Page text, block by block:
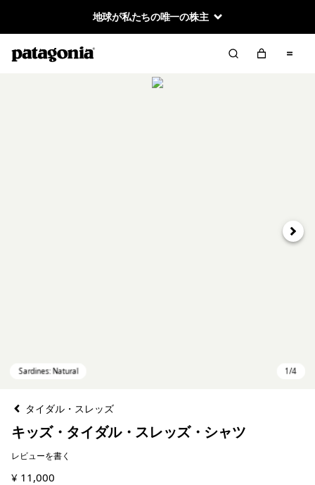
地球が私たちの唯一の株主
次へ
タイダル・スレッズ
キッズ・タイダル・スレッズ・シャツ
レビューを書く
¥ 11,000